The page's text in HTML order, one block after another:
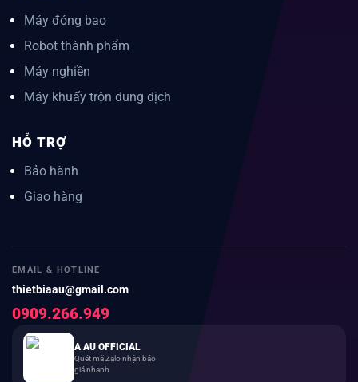
Máy đóng bao
Robot thành phẩm
Máy nghiền
Máy khuấy trộn dung dịch
HỖ TRỢ
Bảo hành
Giao hàng
EMAIL & HOTLINE
thietbiaau@gmail.com
0909.266.949
A AU OFFICIAL
Quét mã Zalo nhận báo
giá nhanh